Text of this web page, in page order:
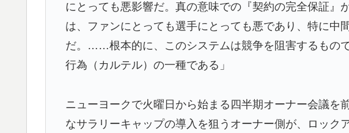
▶ 外国人「親子丼という日本の料理の直訳を知ってしまった…」
▶ 海外「いいパンチだった」超大物YouYuberが伝説のボクサー
話題に
▶ 韓国人「手術中に震度6強の地震、その時の日本の医療スタッ
にとっても悪影響だ。真の意味での『契約の完全保証』
は、ファンにとっても選手にとっても悪であり、特に中
だ。……根本的に、このシステムは競争を阻害するもの
行為（カルテル）の一種である」
ニューヨークで火曜日から始まる四半期オーナー会議を
なサラリーキャップの導入を狙うオーナー側が、ロック